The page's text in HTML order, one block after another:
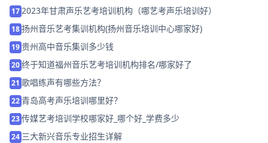
172023年甘肃声乐艺考培训机构（哪艺考声乐培训好）
18扬州音乐艺考集训机构(扬州音乐培训中心哪家好)
19贵州高中音乐集训多少钱
20终于知道福州音乐艺考培训机构排名/哪家好了
21 歌唱练声有哪些方法？
22青岛高考声乐培训哪里好？
23传媒艺考培训学校哪家好_哪个好_学费多少
24 三大新兴音乐专业招生详解